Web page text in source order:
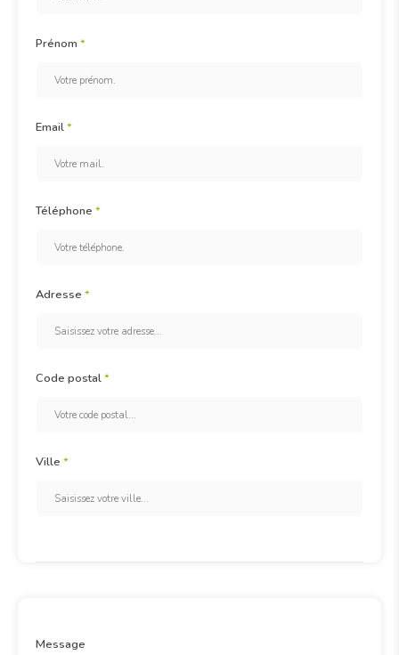
Prénom *
Email*
Téléphone *
Adresse *
Code postal*
Ville *
Message